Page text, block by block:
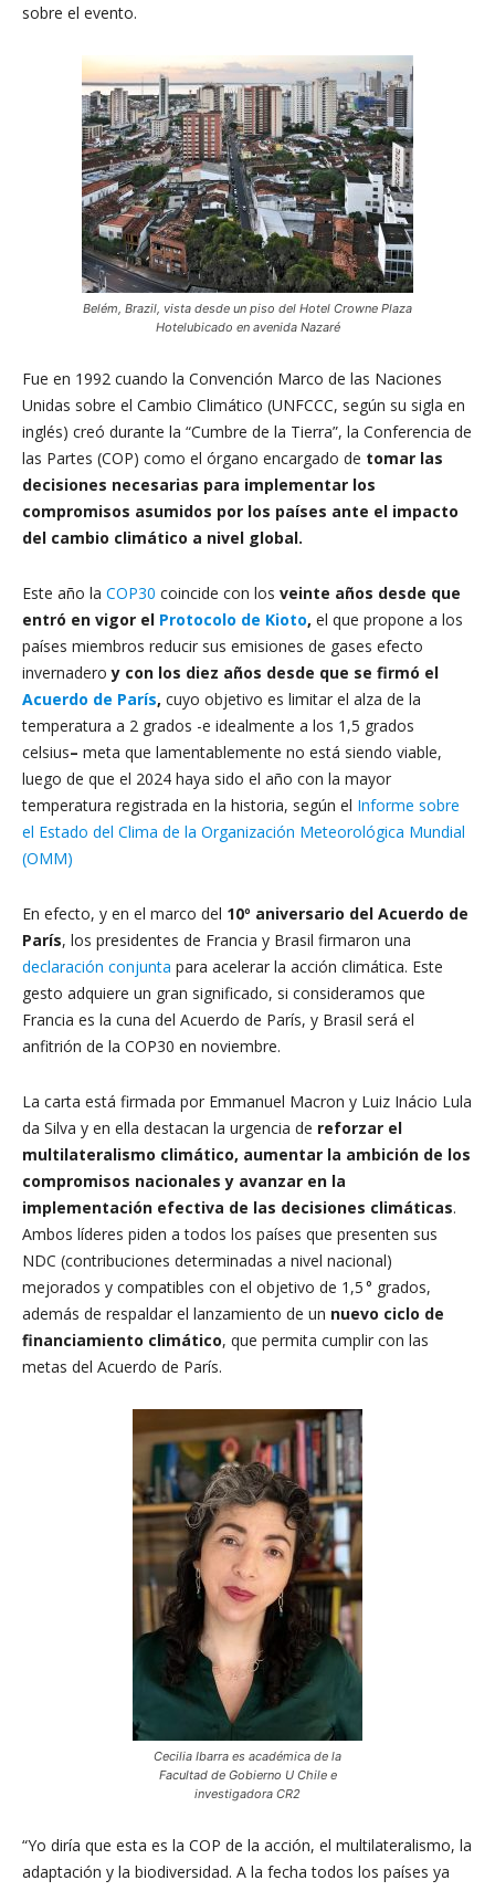
sobre el evento.
Belém, Brazil, vista desde un piso del Hotel Crowne Plaza
Hotelubicado en avenida Nazaré
Fue en 1992 cuando la Convención Marco de las Naciones
Unidas sobre el Cambio Climático (UNFCCC, según su sigla en
inglés) creó durante la “Cumbre de la Tierra”, la Conferencia de
las Partes (COP) como el órgano encargado de tomar las
decisiones necesarias para implementar los
compromisos asumidos por los países ante el impacto
del cambio climático a nivel global.
Este año la COP30 coincide con los veinte años desde que
entró en vigor el Protocolo de Kioto, el que propone a los
países miembros reducir sus emisiones de gases efecto
invernadero y con los diez años desde que se firmó el
Acuerdo de París, cuyo objetivo es limitar el alza de la
temperatura a 2 grados -e idealmente a los 1,5 grados
celsius– meta que lamentablemente no está siendo viable,
luego de que el 2024 haya sido el año con la mayor
temperatura registrada en la historia, según el Informe sobre
el Estado del Clima de la Organización Meteorológica Mundial
(OMM)
En efecto, y en el marco del 10º aniversario del Acuerdo de
París, los presidentes de Francia y Brasil firmaron una
declaración conjunta para acelerar la acción climática. Este
gesto adquiere un gran significado, si consideramos que
Francia es la cuna del Acuerdo de París, y Brasil será el
anfitrión de la COP30 en noviembre.
La carta está firmada por Emmanuel Macron y Luiz Inácio Lula
da Silva y en ella destacan la urgencia de reforzar el
multilateralismo climático, aumentar la ambición de los
compromisos nacionales y avanzar en la
implementación efectiva de las decisiones climáticas.
Ambos líderes piden a todos los países que presenten sus
NDC (contribuciones determinadas a nivel nacional)
mejorados y compatibles con el objetivo de 1,5 ° grados,
además de respaldar el lanzamiento de un nuevo ciclo de
financiamiento climático, que permita cumplir con las
metas del Acuerdo de París.
Cecilia Ibarra es académica de la
Facultad de Gobierno U Chile e
investigadora CR2
“Yo diría que esta es la COP de la acción, el multilateralismo, la
adaptación y la biodiversidad. A la fecha todos los países ya